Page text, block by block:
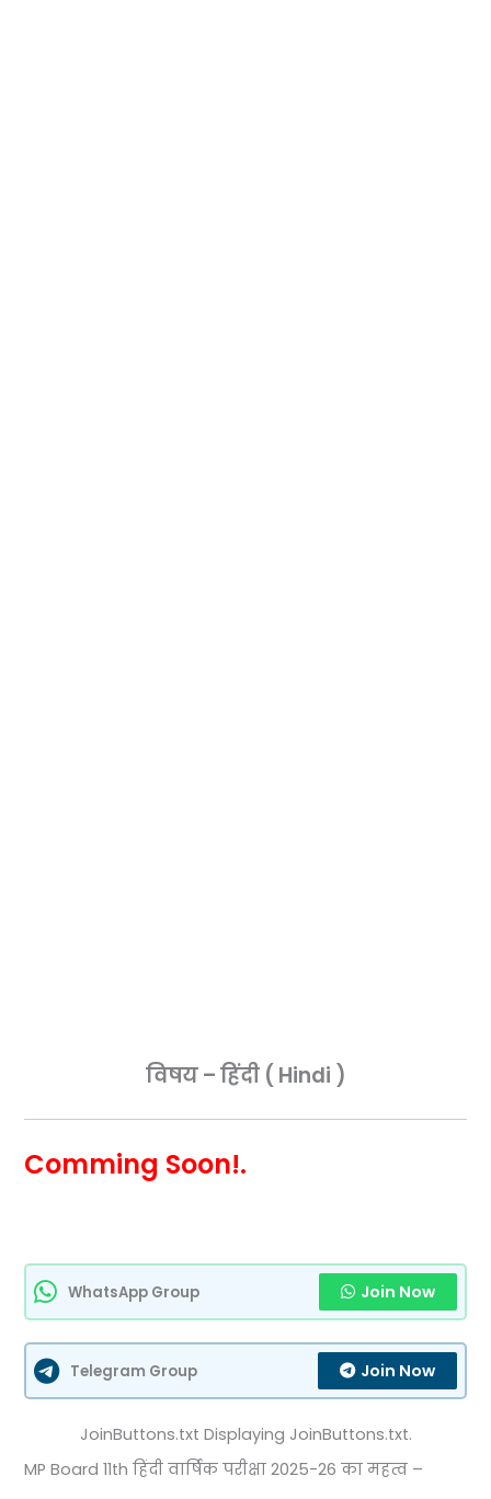
विषय – हिंदी ( Hindi )
Comming Soon!.
WhatsApp Group Join Now
Telegram Group Join Now
JoinButtons.txt Displaying JoinButtons.txt.
MP Board 11th हिंदी वार्षिक परीक्षा 2025-26 का महत्व –